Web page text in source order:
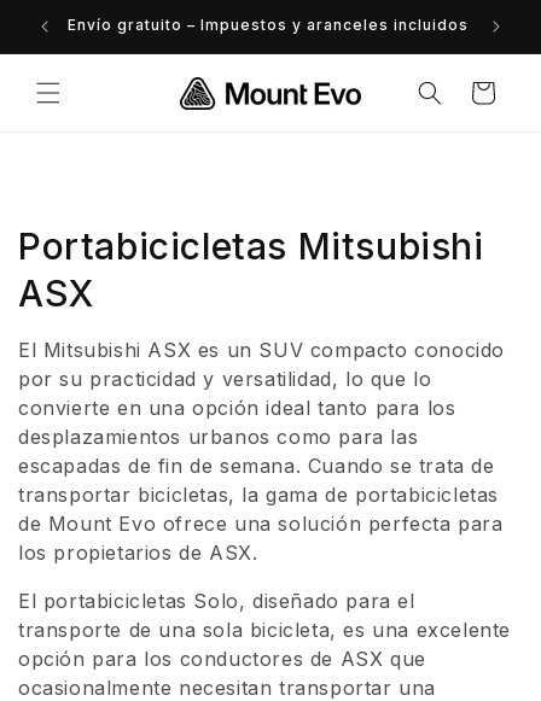
directamenteEnvío gratuito – Impuestos y aranceles incluidos
Carrito
C
o
l
e
c
c
i
ó
n
:
Portabicicletas Mitsubishi
ASX
El Mitsubishi ASX es un SUV compacto conocido
por su practicidad y versatilidad, lo que lo
convierte en una opción ideal tanto para los
desplazamientos urbanos como para las
escapadas de fin de semana. Cuando se trata de
transportar bicicletas, la gama de portabicicletas
de Mount Evo ofrece una solución perfecta para
los propietarios de ASX.
El portabicicletas Solo, diseñado para el
transporte de una sola bicicleta, es una excelente
opción para los conductores de ASX que
ocasionalmente necesitan transportar una